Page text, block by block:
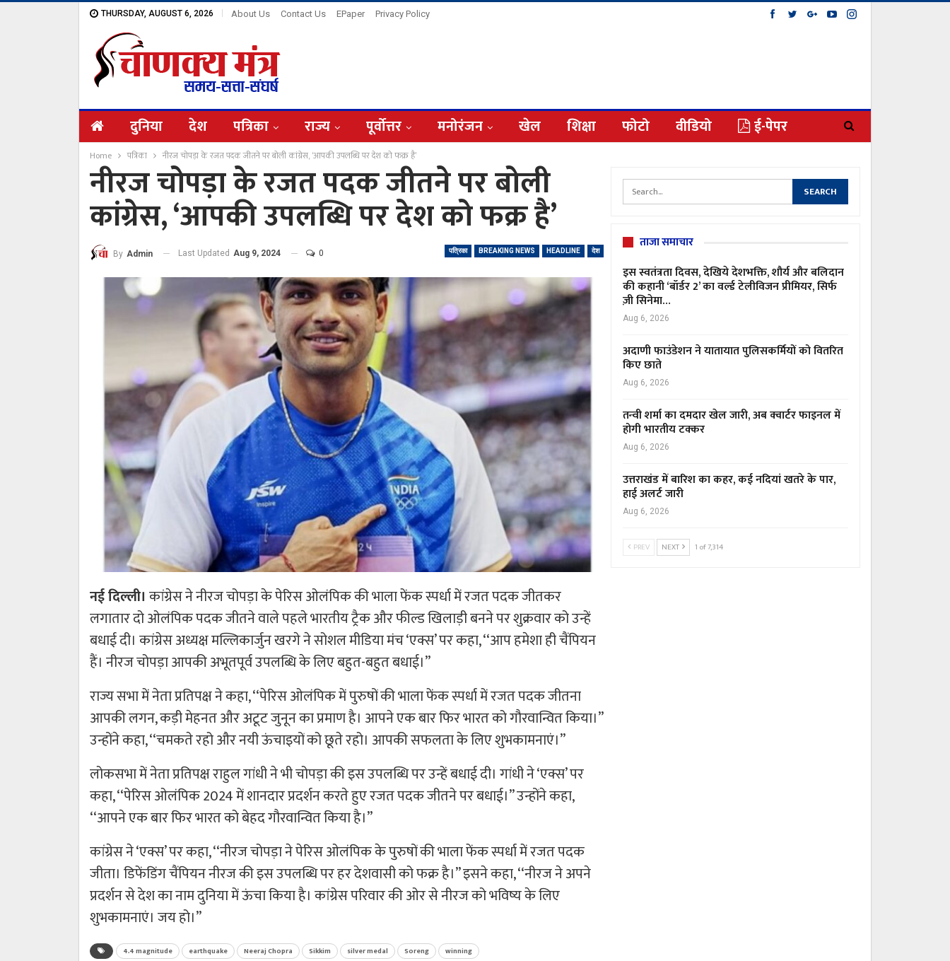
THURSDAY, AUGUST 6, 2026 About Us Contact Us EPaper Privacy Policy
दुनिया देश पत्रिका राज्य पूर्वोत्तर मनोरंजन खेल शिक्षा फोटो वीडियो ई-पेपर
Home पत्रिका नीरज चोपड़ा के रजत पदक जीतने पर बोली कांग्रेस, ‘आपकी उपलब्धि पर देश को फक्र है’
नीरज चोपड़ा के रजत पदक जीतने पर बोली
कांग्रेस, ‘आपकी उपलब्धि पर देश को फक्र है’
पत्रिका BREAKING NEWS HEADLINE देश
By Admin Last Updated Aug 9, 2024 0
नई दिल्ली। कांग्रेस ने नीरज चोपड़ा के पेरिस ओलंपिक की भाला फेंक स्पर्धा में रजत पदक जीतकर
लगातार दो ओलंपिक पदक जीतने वाले पहले भारतीय ट्रैक और फील्ड खिलाड़ी बनने पर शुक्रवार को उन्हें
बधाई दी। कांग्रेस अध्यक्ष मल्लिकार्जुन खरगे ने सोशल मीडिया मंच ‘एक्स’ पर कहा, ‘‘आप हमेशा ही चैंपियन
हैं। नीरज चोपड़ा आपकी अभूतपूर्व उपलब्धि के लिए बहुत-बहुत बधाई।’’
राज्य सभा में नेता प्रतिपक्ष ने कहा, ‘‘पेरिस ओलंपिक में पुरुषों की भाला फेंक स्पर्धा में रजत पदक जीतना
आपकी लगन, कड़ी मेहनत और अटूट जुनून का प्रमाण है। आपने एक बार फिर भारत को गौरवान्वित किया।’’
उन्होंने कहा, ‘‘चमकते रहो और नयी ऊंचाइयों को छूते रहो। आपकी सफलता के लिए शुभकामनाएं।’’
लोकसभा में नेता प्रतिपक्ष राहुल गांधी ने भी चोपड़ा की इस उपलब्धि पर उन्हें बधाई दी। गांधी ने ‘एक्स’ पर
कहा, ‘‘पेरिस ओलंपिक 2024 में शानदार प्रदर्शन करते हुए रजत पदक जीतने पर बधाई।’’ उन्होंने कहा,
‘‘आपने एक बार फिर भारत को बेहद गौरवान्वित किया है।’’
कांग्रेस ने ‘एक्स’ पर कहा, ‘‘नीरज चोपड़ा ने पेरिस ओलंपिक के पुरुषों की भाला फेंक स्पर्धा में रजत पदक
जीता। डिफेंडिंग चैंपियन नीरज की इस उपलब्धि पर हर देशवासी को फक्र है।’’ इसने कहा, ‘‘नीरज ने अपने
प्रदर्शन से देश का नाम दुनिया में ऊंचा किया है। कांग्रेस परिवार की ओर से नीरज को भविष्य के लिए
शुभकामनाएं। जय हो।’’
4.4 magnitude earthquake Neeraj Chopra Sikkim silver medal Soreng winning
ताजा समाचार
इस स्वतंत्रता दिवस, देखिये देशभक्ति, शौर्य और बलिदान
की कहानी ‘बॉर्डर 2’ का वर्ल्ड टेलीविजन प्रीमियर, सिर्फ
ज़ी सिनेमा…
Aug 6, 2026
अदाणी फाउंडेशन ने यातायात पुलिसकर्मियों को वितरित
किए छाते
Aug 6, 2026
तन्वी शर्मा का दमदार खेल जारी, अब क्वार्टर फाइनल में
होगी भारतीय टक्कर
Aug 6, 2026
उत्तराखंड में बारिश का कहर, कई नदियां खतरे के पार,
हाई अलर्ट जारी
Aug 6, 2026
PREV NEXT 1 of 7,314